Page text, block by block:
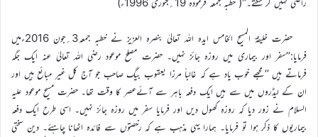
حضرت خلیفۃ المسیح الخامس ایدہ اللہ تعالیٰ بنصرہ العزیز نے خطبہ جمعہ3؍جون 2016ءمیں
فرمایا:’’سفر اور بیماری میں روزہ جائز نہیں۔ حضرت مصلح موعود رضی اللہ تعالیٰ عنہ ایک جگہ
فرماتے ہیں ’’مجھے خوب یاد ہے کہ غالباً مرزا یعقوب بیگ صاحب جو آج کل غیر مبائع ہیں اور
ان کے لیڈروں میں سے ہیں ایک دفعہ باہر سے آئےعصر کا وقت تھا۔ حضرت مسیح موعود علیہ
السلام نے زور دیا کہ روزہ کھول دیں اور فرمایا سفر میں روزہ جائز نہیں۔ اسی طرح ایک دفعہ
بیماریوں کا ذکر ہوا تو فرمایا۔ ہمارا یہی مذہب ہے کہ رخصتوں سے فائدہ اٹھانا چاہئے۔ دین سختی